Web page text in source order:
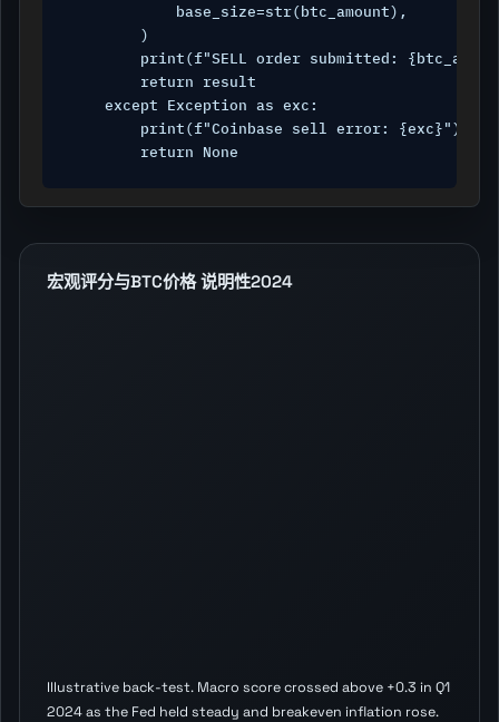
            base_size=str(btc_amount),
        )
print(f"SELL order submitted:
        return result
    except Exception as exc:
        print(f"Coinbase sell error: {exc}")
        return None
宏观评分与BTC价格 说明性2024
Illustrative back-test. Macro score crossed above +0.3 in Q1
2024 as the Fed held steady and breakeven inflation rose.